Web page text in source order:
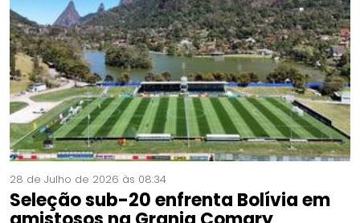
28 de Julho de 2026 às 08:34
Seleção sub-20 enfrenta Bolívia em